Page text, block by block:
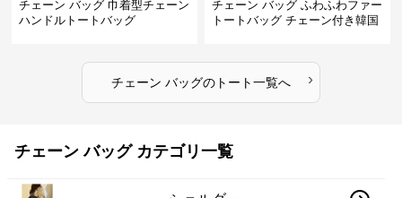
チェーン バッグ 巾着型チェーン
ハンドルトートバッグ
チェーン バッグ ふわふわファー
トートバッグ チェーン付き韓国
チェーン バッグのトート一覧へ ›
チェーン バッグ カテゴリ一覧